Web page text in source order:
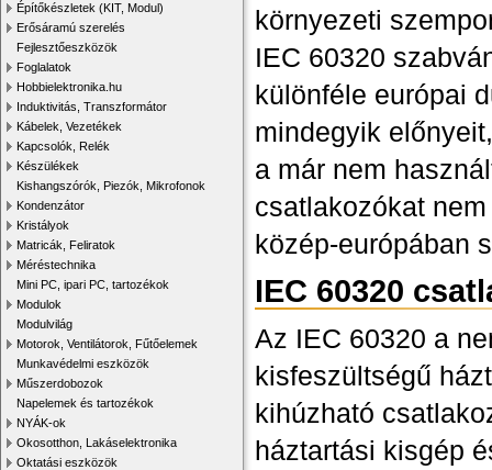
Építőkészletek (KIT, Modul)
Erősáramú szerelés
Fejlesztőeszközök
Foglalatok
Hobbielektronika.hu
Induktivitás, Transzformátor
Kábelek, Vezetékek
Kapcsolók, Relék
Készülékek
Kishangszórók, Piezók, Mikrofonok
Kondenzátor
Kristályok
Matricák, Feliratok
Méréstechnika
Mini PC, ipari PC, tartozékok
Modulok
Modulvilág
Motorok, Ventilátorok, Fűtőelemek
Munkavédelmi eszközök
Műszerdobozok
Napelemek és tartozékok
NYÁK-ok
Okosotthon, Lakáselektronika
Oktatási eszközök
környezeti
IEC 60320
különféle európai
mindegyik
a már nem
csatlakozókat
közép-európában
IEC 60320
Az IEC 60320 a
kisfeszültségű
kihúzható
háztartási kisgép